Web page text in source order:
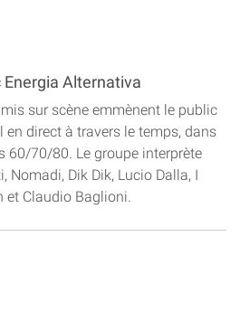
Alternativa
sur scène emmènent le public
direct à travers le temps, dans
60/70/80. Le groupe interprète
Nomadi, Dik Dik, Lucio Dalla, I
et Claudio Baglioni.